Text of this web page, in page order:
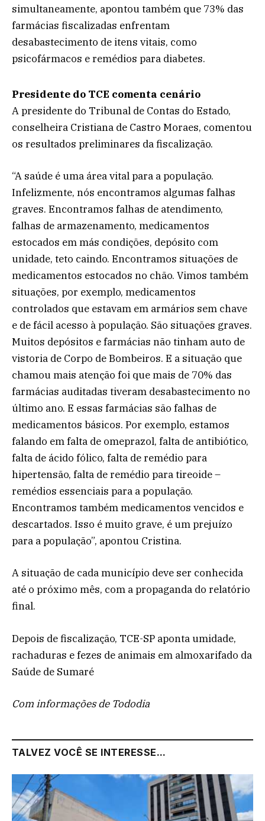
simultaneamente, apontou também que 73% das
farmácias fiscalizadas enfrentam
desabastecimento de itens vitais, como
psicofármacos e remédios para diabetes.
Presidente do TCE comenta cenário
A presidente do Tribunal de Contas do Estado,
conselheira Cristiana de Castro Moraes, comentou
os resultados preliminares da fiscalização.
“A saúde é uma área vital para a população.
Infelizmente, nós encontramos algumas falhas
graves. Encontramos falhas de atendimento,
falhas de armazenamento, medicamentos
estocados em más condições, depósito com
unidade, teto caindo. Encontramos situações de
medicamentos estocados no chão. Vimos também
situações, por exemplo, medicamentos
controlados que estavam em armários sem chave
e de fácil acesso à população. São situações graves.
Muitos depósitos e farmácias não tinham auto de
vistoria de Corpo de Bombeiros. E a situação que
chamou mais atenção foi que mais de 70% das
farmácias auditadas tiveram desabastecimento no
último ano. E essas farmácias são falhas de
medicamentos básicos. Por exemplo, estamos
falando em falta de omeprazol, falta de antibiótico,
falta de ácido fólico, falta de remédio para
hipertensão, falta de remédio para tireoide –
remédios essenciais para a população.
Encontramos também medicamentos vencidos e
descartados. Isso é muito grave, é um prejuízo
para a população”, apontou Cristina.
A situação de cada município deve ser conhecida
até o próximo mês, com a propaganda do relatório
final.
Depois de fiscalização, TCE-SP aponta umidade,
rachaduras e fezes de animais em almoxarifado da
Saúde de Sumaré
Com informações de Tododia
TALVEZ VOCÊ SE INTERESSE...